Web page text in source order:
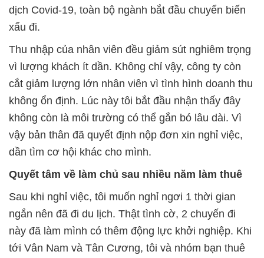
dịch Covid-19, toàn bộ ngành bắt đầu chuyển biến
xấu đi.
Thu nhập của nhân viên đều giảm sút nghiêm trọng
vì lượng khách ít dần. Không chỉ vậy, công ty còn
cắt giảm lượng lớn nhân viên vì tình hình doanh thu
không ổn định. Lúc này tôi bắt đầu nhận thấy đây
không còn là môi trường có thể gắn bó lâu dài. Vì
vậy bản thân đã quyết định nộp đơn xin nghỉ việc,
dần tìm cơ hội khác cho mình.
Quyết tâm về làm chủ sau nhiều năm làm thuê
Sau khi nghỉ việc, tôi muốn nghỉ ngơi 1 thời gian
ngắn nên đã đi du lịch. Thật tình cờ, 2 chuyến đi
này đã làm mình có thêm động lực khởi nghiệp. Khi
tới Vân Nam và Tân Cương, tôi và nhóm bạn thuê